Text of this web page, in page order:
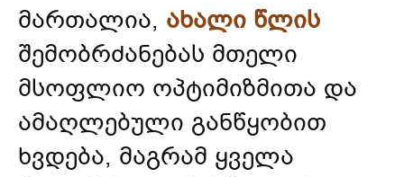
მართალია, ახალი წლის
შემობრძანებას მთელი
მსოფლიო ოპტიმიზმითა და
ამაღლებული განწყობით
ხვდება, მაგრამ ყველა